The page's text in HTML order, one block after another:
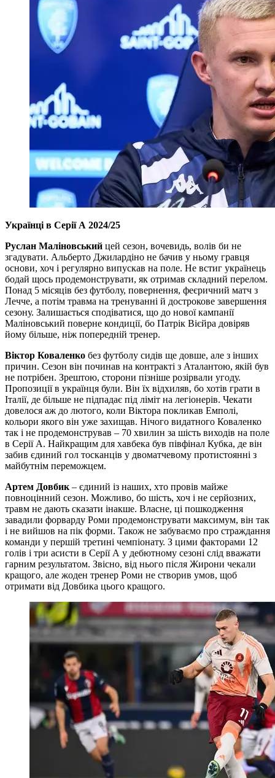
Українці в Серії А 2024/25
Руслан Маліновський цей сезон, вочевидь, волів би не
згадувати. Альберто Джилардіно не бачив у ньому гравця
основи, хоч і регулярно випускав на поле. Не встиг українець
бодай щось продемонструвати, як отримав складний перелом.
Понад 5 місяців без футболу, повернення, феєричний матч з
Лечче, а потім травма на тренуванні й дострокове завершення
сезону. Залишається сподіватися, що до нової кампанії
Маліновський поверне кондиції, бо Патрік Вієйра довіряв
йому більше, ніж попередній тренер.
Віктор Коваленко без футболу сидів ще довше, але з інших
причин. Сезон він починав на контракті з Аталантою, якій був
не потрібен. Зрештою, сторони пізніше розірвали угоду.
Пропозиції в українця були. Він їх відхиляв, бо хотів грати в
Італії, де більше не підпадає під ліміт на легіонерів. Чекати
довелося аж до лютого, коли Віктора покликав Емполі,
кольори якого він уже захищав. Нічого видатного Коваленко
так і не продемонстрував – 70 хвилин за шість виходів на поле
в Серії А. Найкращим для хавбека був півфінал Кубка, де він
забив єдиний гол тосканців у двоматчевому протистоянні з
майбутнім переможцем.
Артем Довбик– єдиний із наших, хто провів майже
повноцінний сезон. Можливо, бо шість, хоч і не серйозних,
травм не дають сказати інакше. Власне, ці пошкодження
завадили форварду Роми продемонструвати максимум, він так
і не вийшов на пік форми. Також не забуваємо про страждання
команди у першій третині чемпіонату. З цими факторами 12
голів і три асисти в Серії А у дебютному сезоні слід вважати
гарним результатом. Звісно, від нього після Жирони чекали
кращого, але жоден тренер Роми не створив умов, щоб
отримати від Довбика цього кращого.